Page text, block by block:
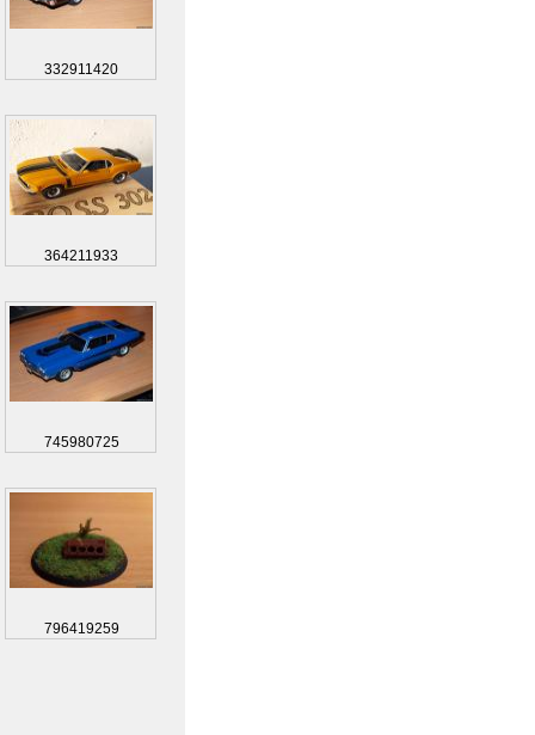
332911420
364211933
745980725
796419259